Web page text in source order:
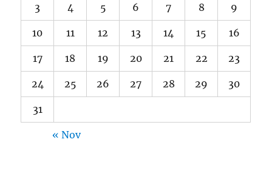
3 4 5 6 7 8 9
10 11 12 13 14 15 16
17 18 19 20 21 22 23
24 25 26 27 28 29 30
31
« Nov